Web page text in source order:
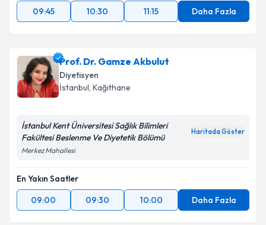
09:45
10:30 11:15 Daha Fazla
Prof. Dr. Gamze Akbulut
Diyetisyen
İstanbul, Kağıthane
İstanbul Kent Üniversitesi Sağlık Bilimleri
Fakültesi Beslenme Ve Diyetetik Bölümü
Haritada Göster
Merkez Mahallesi
En Yakın Saatler
09:00
09:30 10:00 Daha Fazla